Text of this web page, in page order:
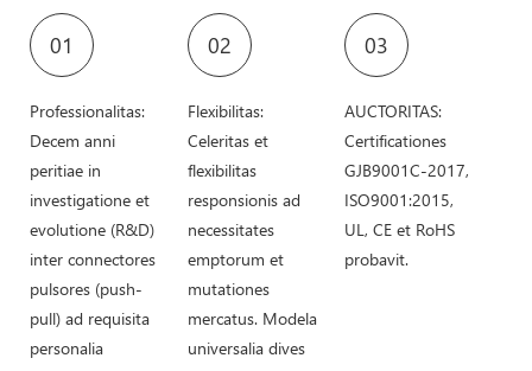
01
Professionalitas:
Decem anni
peritiae in
investigatione et
evolutione (R&D)
inter connectores
pulsores (push-
pull) ad requisita
personalia
02
Flexibilitas:
Celeritas et
flexibilitas
responsionis ad
necessitates
emptorum et
mutationes
mercatus. Modela
universalia dives
03
AUCTORITAS:
Certificationes
GJB9001C-2017,
ISO9001:2015,
UL, CE et RoHS
probavit.